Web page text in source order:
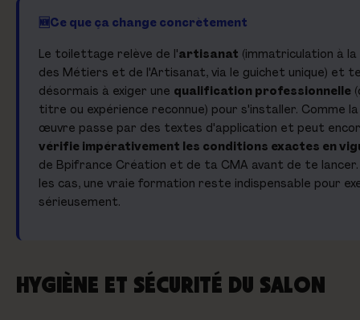
Ce que ça change concrètement
Le toilettage relève de l'artisanat (immatriculation à
des Métiers et de l'Artisanat, via le guichet unique) et
désormais à exiger une qualification professionnelle
titre ou expérience reconnue) pour s'installer. Comme la
œuvre passe par des textes d'application et peut
vérifie impérativement les conditions exactes en
de Bpifrance Création et de ta CMA avant de te
les cas, une vraie formation reste indispensable pour
sérieusement.
HYGIÈNE ET SÉCURITÉ DU SALON